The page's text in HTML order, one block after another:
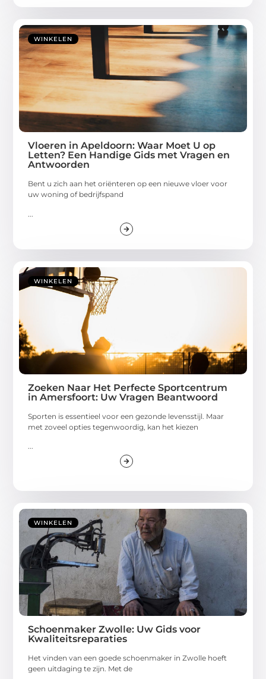
WINKELEN
Vloeren in Apeldoorn: Waar Moet U op
Letten? Een Handige Gids met Vragen en
Antwoorden
Bent u zich aan het oriënteren op een nieuwe vloer voor
uw woning of bedrijfspand
WINKELEN
Zoeken Naar Het Perfecte Sportcentrum
in Amersfoort: Uw Vragen Beantwoord
Sporten is essentieel voor een gezonde levensstijl. Maar
met zoveel opties tegenwoordig, kan het kiezen
...
WINKELEN
Schoenmaker Zwolle: Uw Gids voor
Kwaliteitsreparaties
Het vinden van een goede schoenmaker in Zwolle hoeft
geen uitdaging te zijn. Met de